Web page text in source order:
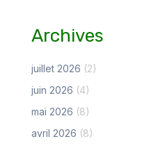
Archives
juillet 2026 (2)
juin 2026 (4)
mai 2026 (8)
avril 2026 (8)